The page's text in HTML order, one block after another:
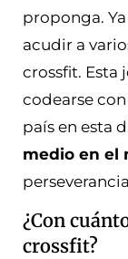
proponga.
acudir a
crossfit. Esta
codearse
país en esta
medio en el
¿Con
crossfit?